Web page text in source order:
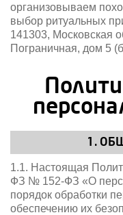
организовываем
выбор ритуальных
141303, Московская
Пограничная, дом
1.
1.1. Настоящая
ФЗ № 152-ФЗ «О
порядок обработки
обеспечению их